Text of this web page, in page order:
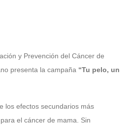
y Prevención del Cáncer de
presenta la campaña “Tu pelo, un
los efectos secundarios más
el cáncer de mama. Sin